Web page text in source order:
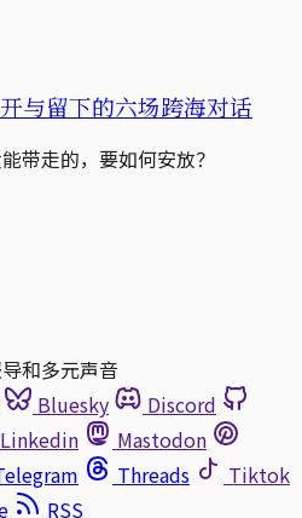
与留下的六场跨海对话
带走的，要如何安放？
和多元声音
Bluesky
Discord
Linkedin
Mastodon
Threads
Tiktok
RSS